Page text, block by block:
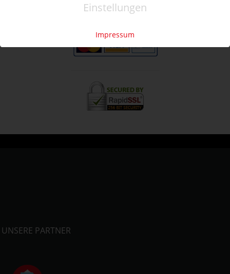
Einstellungen
Impressum
UNSERE PARTNER